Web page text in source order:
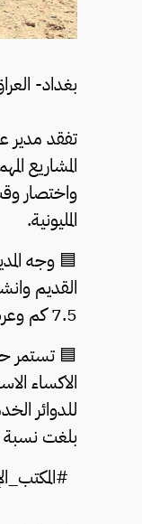
بغداد-
تفقد مدير
المشاريع
واختصار
المليونية.
🟦 وجه
القديم
7.5 كم وعرض 8.250متر للممر الواحد.
🟦 تستمر
الاكساء
للدوائر
بلغت نسبة انجاز المشروع 20%